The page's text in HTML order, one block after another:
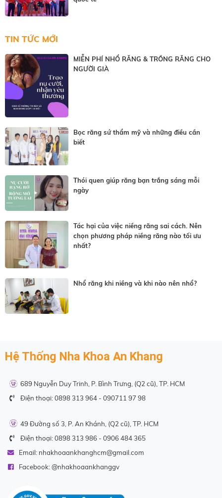
TIN TỨC MỚI
MIỄN PHÍ NHỔ RĂNG & TRỒNG RĂNG CHO
NGƯỜI GIÀ
Bọc răng sứ thẩm mỹ và những điều cần
biết
Thói quen giúp răng bạn trắng sáng mỗi
ngày
Tác hại của việc niềng răng sai cách. Nên
chọn phương pháp niềng răng nào tối ưu
nhất?
Nhổ răng khi niềng và khi nào nên nhổ?
Hệ Thống Nha Khoa An Khang
689 Nguyễn Duy Trinh, P. Bình Trưng, (Q2 cũ), TP. HCM
Điện thoại:0898 313 964 - 090711 97 98
49 Đường số 3, P. An Khánh, (Q2 cũ), TP. HCM
Điện thoại:0898 313 986 - 0906 484 365
Email: nhakhoaankhanghcm@gmail.com
Facebook: @nhakhoaankhanggv